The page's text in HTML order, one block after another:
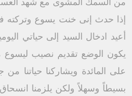
إذا حدث إنى خنت يسوع وتركته
أعيد ادخال السيد إلى حياتي
يكون الوضع تقديم نصيب ليسوع
على المائدة ويشاركنا